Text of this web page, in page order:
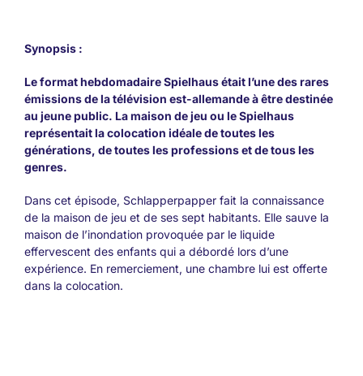
Synopsis :
Le format hebdomadaire Spielhaus était l’une des rares
émissions de la télévision est-allemande à être destinée
au jeune public. La maison de jeu ou le Spielhaus
représentait la colocation idéale de toutes les
générations, de toutes les professions et de tous les
genres.
Dans cet épisode, Schlapperpapper fait la connaissance
de la maison de jeu et de ses sept habitants. Elle sauve la
maison de l’inondation provoquée par le liquide
effervescent des enfants qui a débordé lors d’une
expérience. En remerciement, une chambre lui est offerte
dans la colocation.